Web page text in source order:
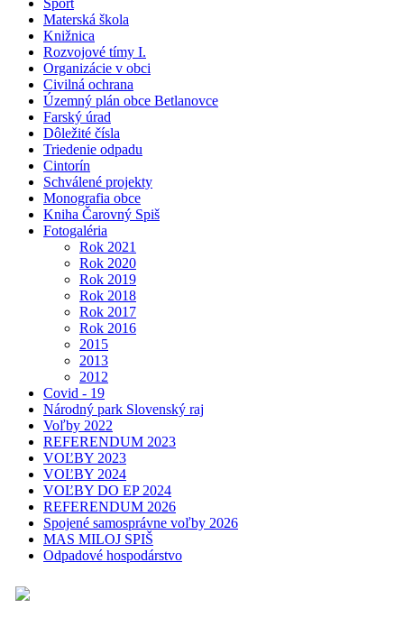
Šport
Materská škola
Knižnica
Rozvojové tímy I.
Organizácie v obci
Civilná ochrana
Územný plán obce Betlanovce
Farský úrad
Dôležité čísla
Triedenie odpadu
Cintorín
Schválené projekty
Monografia obce
Kniha Čarovný Spiš
Fotogaléria
Rok 2021
Rok 2020
Rok 2019
Rok 2018
Rok 2017
Rok 2016
2015
2013
2012
Covid - 19
Národný park Slovenský raj
Voľby 2022
REFERENDUM 2023
VOĽBY 2023
VOĽBY 2024
VOĽBY DO EP 2024
REFERENDUM 2026
Spojené samosprávne voľby 2026
MAS MILOJ SPIŠ
Odpadové hospodárstvo